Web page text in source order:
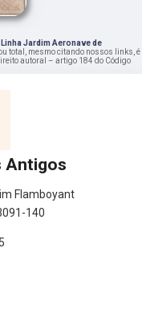
Jardim Aeronave de
total, mesmo citando nossos links, é
autoral – artigo 184 do Código
Antigos
Flamboyant
140